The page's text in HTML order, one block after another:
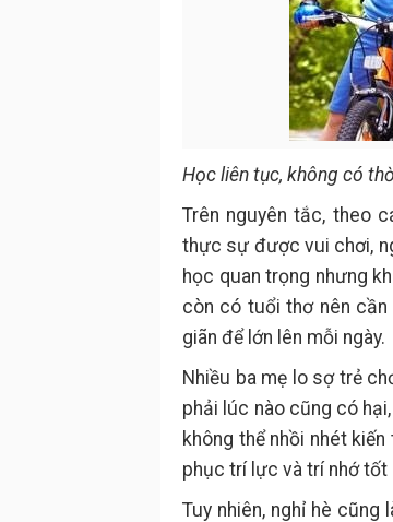
Học liên tục, không có
Trên nguyên tắc, theo
thực sự được vui chơi,
học quan trọng nhưng
còn có tuổi thơ nên
giãn để lớn lên mỗi ngày.
Nhiều ba mẹ lo sợ trẻ
phải lúc nào cũng có
không thể nhồi nhét
phục trí lực và trí nhớ tốt
Tuy nhiên, nghỉ hè